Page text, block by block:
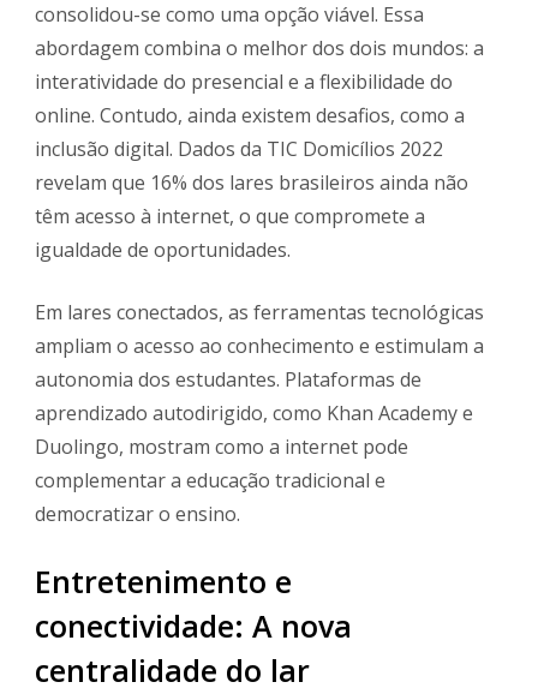
consolidou-se como uma opção viável. Essa
abordagem combina o melhor dos dois mundos: a
interatividade do presencial e a flexibilidade do
online. Contudo, ainda existem desafios, como a
inclusão digital. Dados da TIC Domicílios 2022
revelam que 16% dos lares brasileiros ainda não
têm acesso à internet, o que compromete a
igualdade de oportunidades.
Em lares conectados, as ferramentas tecnológicas
ampliam o acesso ao conhecimento e estimulam a
autonomia dos estudantes. Plataformas de
aprendizado autodirigido, como Khan Academy e
Duolingo, mostram como a internet pode
complementar a educação tradicional e
democratizar o ensino.
Entretenimento e
conectividade: A nova
centralidade do lar